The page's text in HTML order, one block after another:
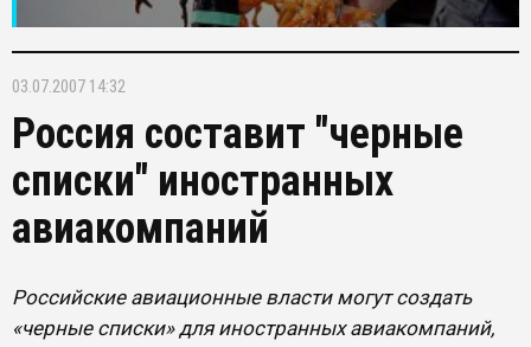
03.07.2007 14:32
Россия составит "черные
списки" иностранных
авиакомпаний
Российские авиационные власти могут создать
«черные списки» для иностранных авиакомпаний,